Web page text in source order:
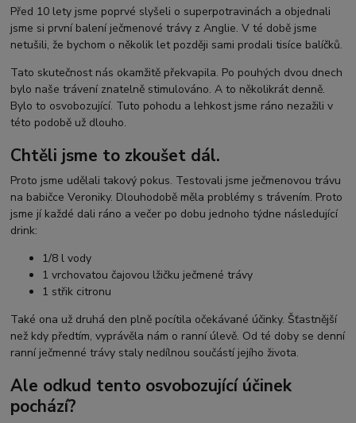
Před 10 lety jsme poprvé slyšeli o superpotravinách a objednali
jsme si první balení ječmenové trávy z Anglie. V té době jsme
netušili, že bychom o několik let později sami prodali tisíce balíčků.
Tato skutečnost nás okamžitě překvapila. Po pouhých dvou dnech
bylo naše trávení znatelně stimulováno. A to několikrát denně.
Bylo to osvobozující. Tuto pohodu a lehkost jsme ráno nezažili v
této podobě už dlouho.
Chtěli jsme to zkoušet dál.
Proto jsme udělali takový pokus. Testovali jsme ječmenovou trávu
na babičce Veroniky. Dlouhodobě měla problémy s trávením. Proto
jsme jí každé dali ráno a večer po dobu jednoho týdne následující
drink:
1/8 l vody
1 vrchovatou čajovou lžičku ječmené trávy
1 střik citronu
Také ona už druhá den plně pocítila očekávané účinky. Šťastnější
než kdy předtím, vyprávěla nám o ranní úlevě. Od té doby se denní
ranní ječmenné trávy staly nedílnou součástí jejího života.
Ale odkud tento osvobozující účinek
pochází?